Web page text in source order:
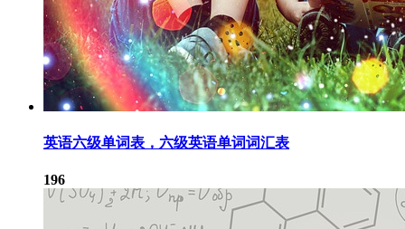
英语六级单词表，六级英语单词词汇表
196